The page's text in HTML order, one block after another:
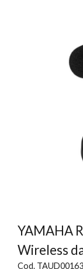
YAMAHA
Wireless
Cod.